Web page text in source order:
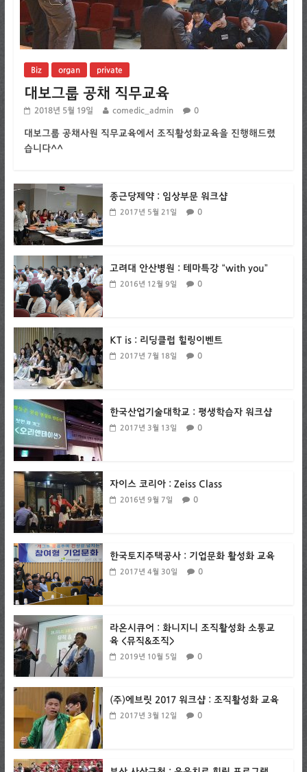
Biz organ private
대보그룹 공채 직무교육
2018년 5월 19일 comedic_admin 0
대보그룹 공채사원 직무교육에서 조직활성화교육을 진행해드렸
습니다^^
종근당제약 : 임상부문 워크샵
2017년 5월 21일 0
고려대 안산병원 : 테마특강 “with you”
2016년 12월 9일 0
KT is : 리딩클럽 힐링이벤트
2017년 7월 18일 0
한국산업기술대학교 : 평생학습자 워크샵
2017년 3월 13일 0
자이스 코리아 : Zeiss Class
2016년 9월 7일 0
한국토지주택공사 : 기업문화 활성화 교육
2017년 4월 30일 0
라온시큐어 : 화니지니 조직활성화 소통교
육 <뮤직&조직>
2019년 10월 5일 0
(주)에브릿 2017 워크샵 : 조직활성화 교육
2017년 3월 12일 0